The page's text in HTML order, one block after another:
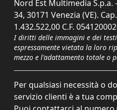
Nord Est Multimedia S.p.a.
34, 30171 Venezia (VE).
1.432.522,00 C.F.
I diritti delle immagini e dei
espressamente vietata la loro
mezzo e l'adattamento totale o
Per qualsiasi necessità o
servizio clienti è a tua